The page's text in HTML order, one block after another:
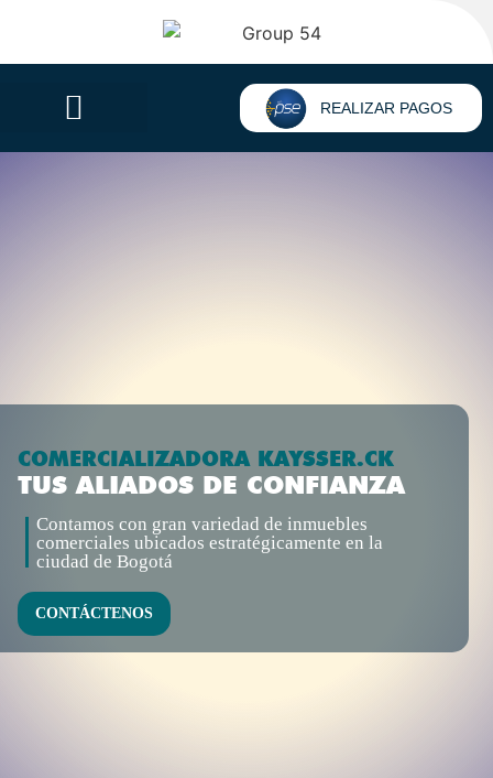
REALIZAR PAGOS
COMERCIALIZADORA KAYSSER.CK
TUS ALIADOS DE CONFIANZA
Contamos con gran variedad de inmuebles
comerciales ubicados estratégicamente en la
ciudad de Bogotá
CONTÁCTENOS